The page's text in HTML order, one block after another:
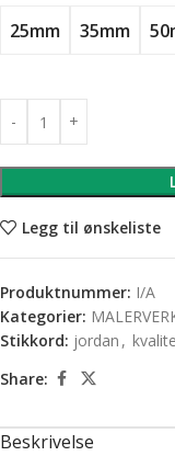
25mm
35mm
Legg til ønskeliste
Produktnummer: I/A
Kategorier:
Stikkord: jordan ,
Share:
Beskrivelse